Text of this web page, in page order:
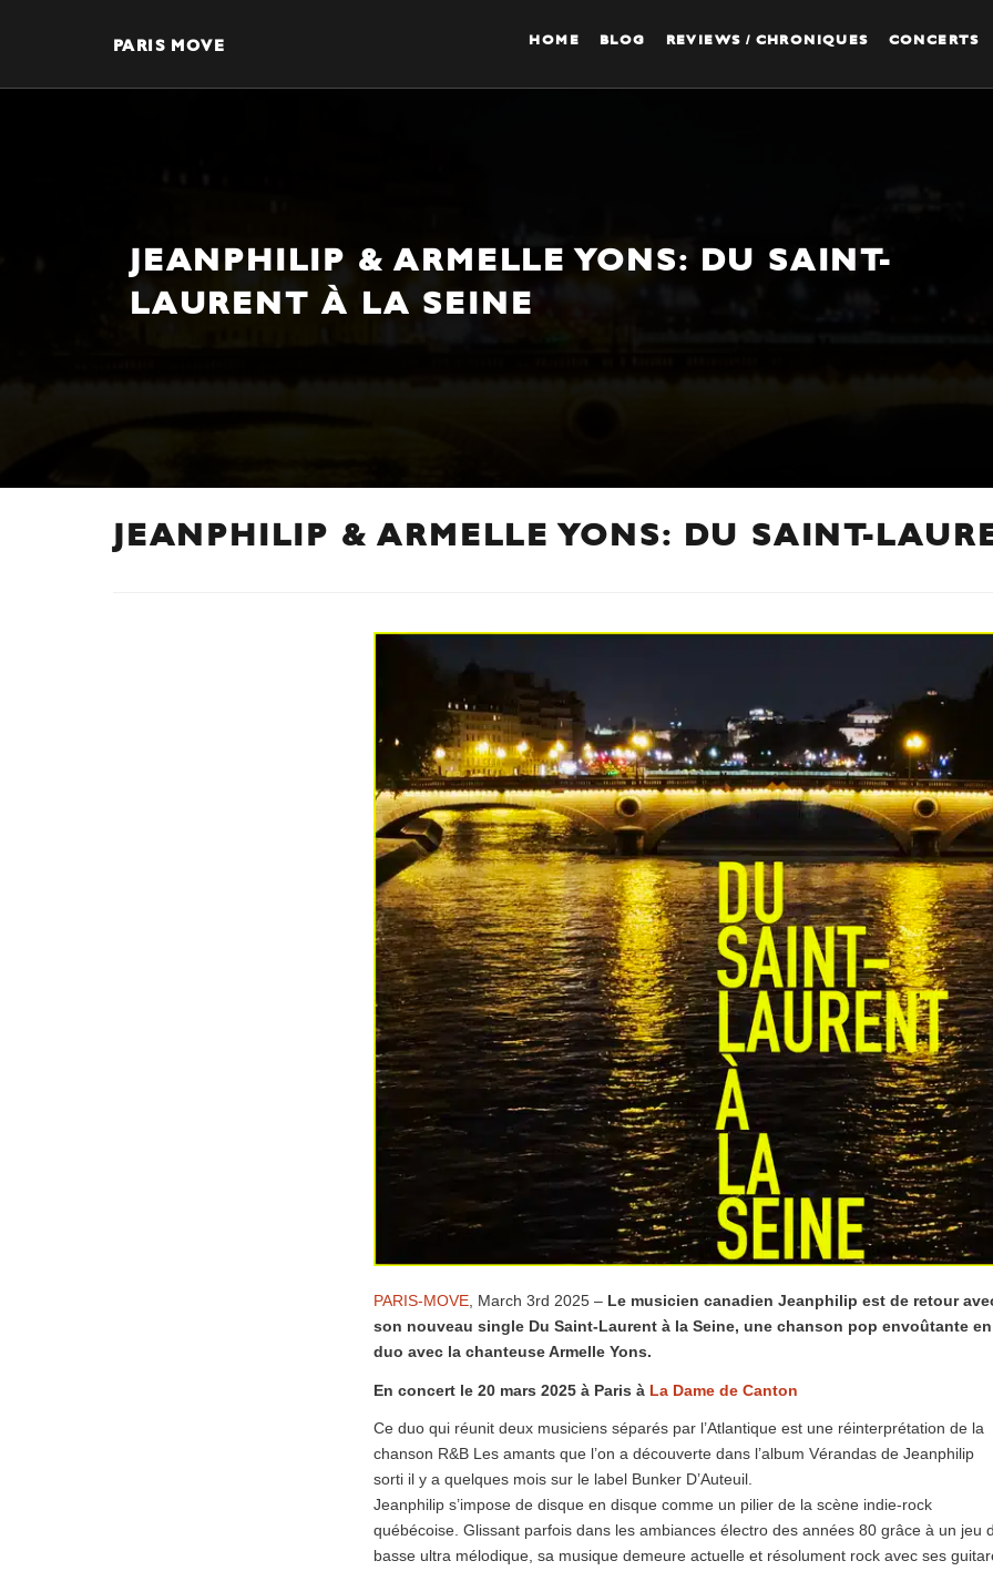
PARIS MOVE HOME BLOG REVIEWS / CHRONIQUES CONCERTS
JEANPHILIP & ARMELLE YONS: DU SAINT-
LAURENT À LA SEINE
JEANPHILIP & ARMELLE YONS: DU SAINT-
PARIS-MOVE , March 3rd 2025 – Le musicien canadien Jeanphilip est de retour
son nouveau single Du Saint-Laurent à la Seine, une chanson pop envoûtante en
duo avec la chanteuse Armelle Yons.
En concert le 20 mars 2025 à Paris à La Dame de Canton
Ce duo qui réunit deux musiciens séparés par l’Atlantique est une réinterprétation de la
chanson R&B Les amants que l’on a découverte dans l’album Vérandas de Jeanphilip
sorti il y a quelques mois sur le label Bunker D’Auteuil.
Jeanphilip s’impose de disque en disque comme un pilier de la scène indie-rock
québécoise. Glissant parfois dans les ambiances électro des années 80 grâce à un jeu
basse ultra mélodique, sa musique demeure actuelle et résolument rock avec ses